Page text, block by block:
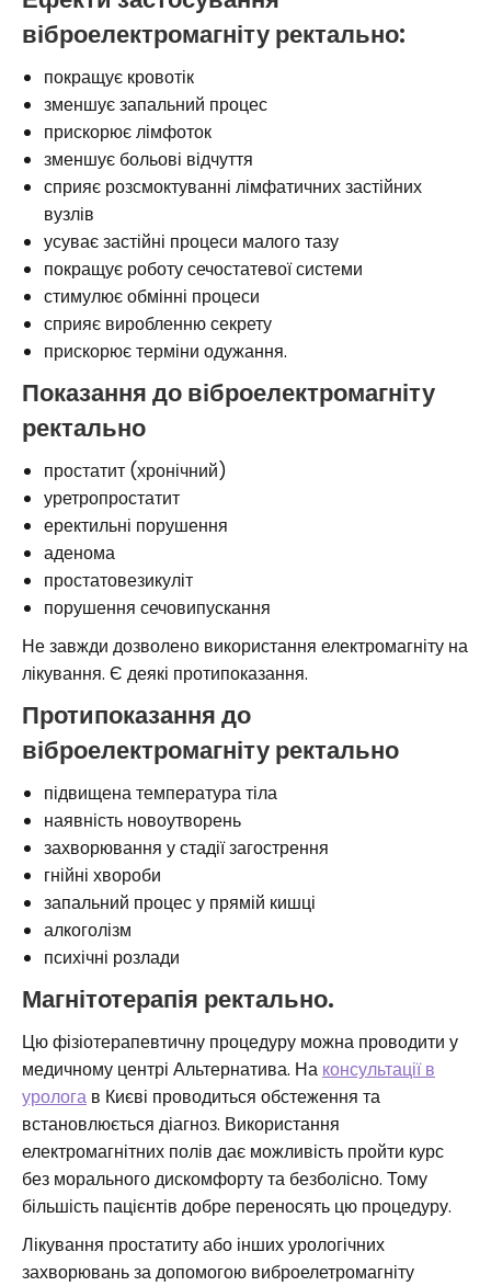
віброелектромагніту ректально:
покращує кровотік
зменшує запальний процес
прискорює лімфоток
зменшує больові відчуття
сприяє розсмоктуванні лімфатичних застійних
вузлів
усуває застійні процеси малого тазу
покращує роботу сечостатевої системи
стимулює обмінні процеси
сприяє виробленню секрету
прискорює терміни одужання.
Показання до віброелектромагніту
ректально
простатит (хронічний)
уретропростатит
еректильні порушення
аденома
простатовезикуліт
порушення сечовипускання
Не завжди дозволено використання електромагніту на
лікування. Є деякі протипоказання.
Протипоказання до
віброелектромагніту ректально
підвищена температура тіла
наявність новоутворень
захворювання у стадії загострення
гнійні хвороби
запальний процес у прямій кишці
алкоголізм
психічні розлади
Магнітотерапія ректально.
Цю фізіотерапевтичну процедуру можна проводити у
медичному центрі Альтернатива. На консультації в
уролога в Києві проводиться обстеження та
встановлюється діагноз. Використання
електромагнітних полів дає можливість пройти курс
без морального дискомфорту та безболісно. Тому
більшість пацієнтів добре переносять цю процедуру.
Лікування простатиту або інших урологічних
захворювань за допомогою виброелетромагніту